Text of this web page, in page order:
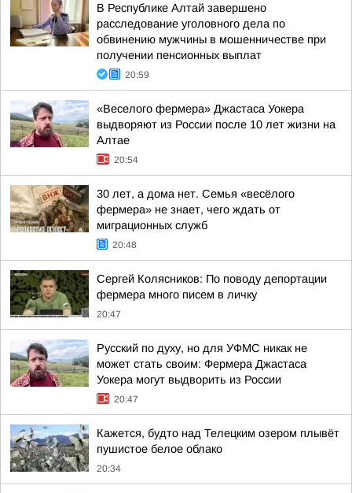
В Республике Алтай завершено
расследование уголовного дела по
обвинению мужчины в мошенничестве при
получении пенсионных выплат
20:59
«Веселого фермера» Джастаса Уокера
выдворяют из России после 10 лет жизни на
Алтае
20:54
30 лет, а дома нет. Семья «весёлого
фермера» не знает, чего ждать от
миграционных служб
20:48
Сергей Колясников: По поводу депортации
фермера много писем в личку
20:47
Русский по духу, но для УФМС никак не
может стать своим: Фермера Джастаса
Уокера могут выдворить из России
20:47
Кажется, будто над Телецким озером плывёт
пушистое белое облако
20:34